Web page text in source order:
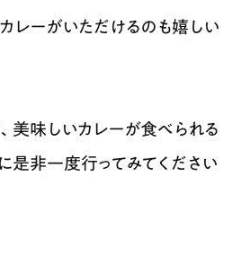
レーがいただけるのも嬉しい
美味しいカレーが食べられる
是非一度行ってみてください